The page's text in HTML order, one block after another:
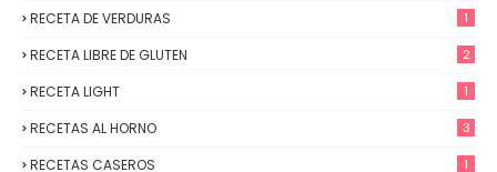
RECETA DE VERDURAS 1
RECETA LIBRE DE GLUTEN 2
RECETA LIGHT 1
RECETAS AL HORNO 3
RECETAS CASEROS 1